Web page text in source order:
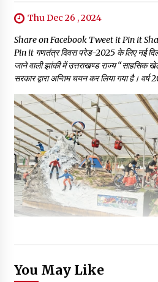
Thu Dec 26 , 2024
Share on Facebook Tweet it Pin it
Pin it गणतंत्र दिवस परेड-2025 के लिए नई
जाने वाली झांकी में उत्तराखण्ड राज्य “साहसिक
सरकार द्वारा अन्तिम चयन कर लिया गया है। वर्ष
You May Like